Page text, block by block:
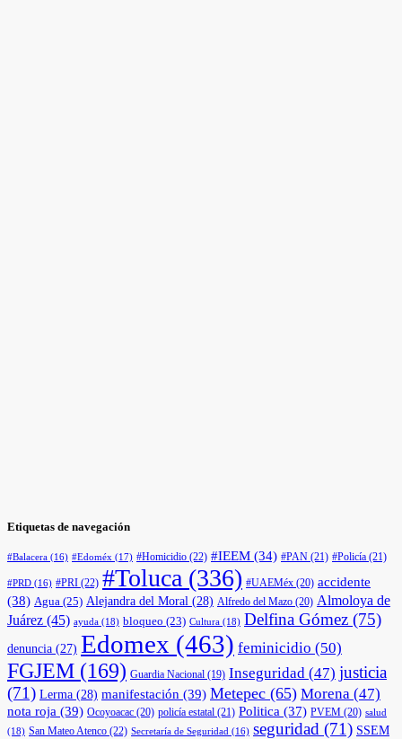
Etiquetas de navegación
#Balacera (16) #Edoméx (17) #Homicidio (22) #IEEM (34) #PAN (21) #Policía (21)
#PRD (16) #PRI (22) #Toluca (336) #UAEMéx (20) accidente
(38) Agua (25) Alejandra del Moral (28) Alfredo del Mazo (20) Almoloya de
Juárez (45) ayuda (18) bloqueo (23) Cultura (18) Delfina Gómez (75)
denuncia (27) Edomex (463) feminicidio (50)
FGJEM (169) Guardia Nacional (19) Inseguridad (47) justicia
(71) Lerma (28) manifestación (39) Metepec (65) Morena (47)
nota roja (39) Ocoyoacac (20) policía estatal (21) Politica (37) PVEM (20) salud
(18) San Mateo Atenco (22) Secretaría de Seguridad (16) seguridad (71) SSEM